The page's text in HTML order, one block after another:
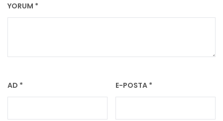
YORUM *
AD * E-POSTA *